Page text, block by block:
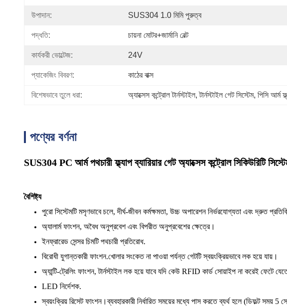
উপাদান: SUS304 1.0 মিমি পুরুত্ব
পদ্ধতি: চায়না মোটর+জার্মানি বেল্ট
কার্যকরী ভোল্টেজ: 24V
প্যাকেজিং বিবরণ: কাঠের বাক্স
বিশেষভাবে তুলে ধরা: অ্যাক্সেস কন্ট্রোল টার্নস্টাইল, টার্নস্টাইল গেট সিস্টেম, পিসি আর্ম
পণ্যের বর্ণনা
SUS304 PC আর্ম পথচারী ফ্ল্যাপ ব্যারিয়ার গেট অ্যাক্সেস কন্ট্রোল সিকিউরিটি
বৈশিষ্ট্য
পুরো সিস্টেমটি মসৃণভাবে চলে, দীর্ঘ-জীবন কর্মক্ষমতা, উচ্চ অপারেশন নির্ভরযোগ্যতা এবং দ্রুত
অ্যালার্ম ফাংশন, অবৈধ অনুপ্রবেশ এবং বিপরীত অনুপ্রবেশের ক্ষেত্রে।
ইনফ্রারেড সেন্সর চিমটি পথচারী প্রতিরোধ.
বিরোধী যুগান্তকারী ফাংশন.খোলার সংকেত না পাওয়া পর্যন্ত গেটটি স্বয়ংক্রিয়ভাবে লক হয়ে যায়।
অ্যান্টি-ট্রেলিং ফাংশন, টার্নস্টাইল লক হয়ে যাবে যদি কেউ RFID কার্ড সোয়াইপ না করেই ফেটে
LED নির্দেশক.
স্বয়ংক্রিয় রিসেট ফাংশন।ব্যবহারকারী নির্ধারিত সময়ের মধ্যে পাস করতে ব্যর্থ হলে (ডিফল্ট সময় 5